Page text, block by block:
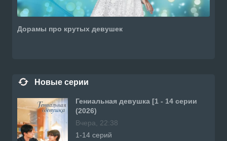
Дорамы про крутых девушек
Новые серии
Гениальная девушка [1 - 14 серии
(2026)
Вчера, 22:38
1-14 серий